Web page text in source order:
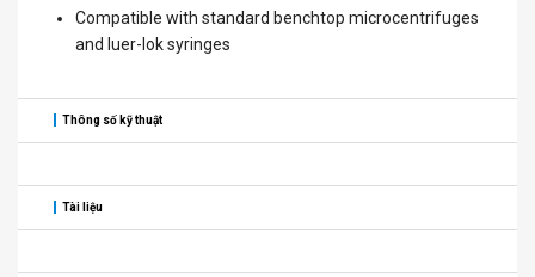
Compatible with standard benchtop microcentrifuges
and luer-lok syringes
Thông số kỹ thuật
Tài liệu